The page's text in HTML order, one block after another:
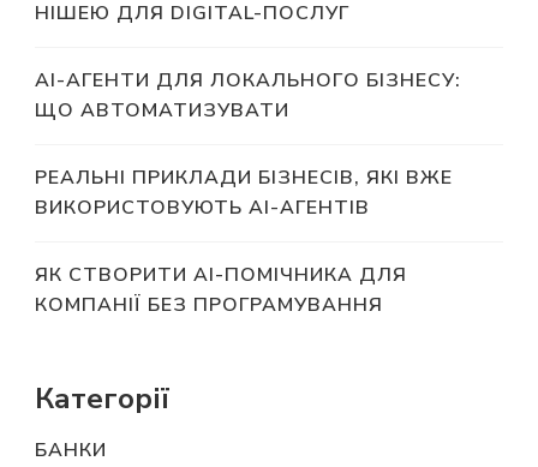
НІШЕЮ ДЛЯ DIGITAL-ПОСЛУГ
AI-АГЕНТИ ДЛЯ ЛОКАЛЬНОГО БІЗНЕСУ:
ЩО АВТОМАТИЗУВАТИ
РЕАЛЬНІ ПРИКЛАДИ БІЗНЕСІВ, ЯКІ ВЖЕ
ВИКОРИСТОВУЮТЬ AI-АГЕНТІВ
ЯК СТВОРИТИ AI-ПОМІЧНИКА ДЛЯ
КОМПАНІЇ БЕЗ ПРОГРАМУВАННЯ
Категорії
БАНКИ